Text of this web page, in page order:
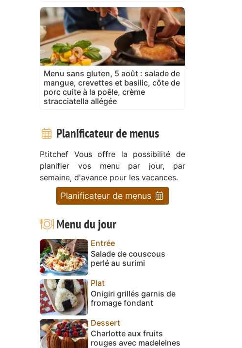
Menu sans gluten, 5 août : salade de
mangue, crevettes et basilic, côte de
porc cuite à la poêle, crème
stracciatella allégée
Planificateur de menus
Ptitchef Vous offre la possibilité de
planifier vos menu par jour, par
semaine, d'avance pour les vacances.
Planificateur de menus
Menu du jour
Entrée
Salade de couscous
perlé au surimi
Plat
Onigiri grillés garnis de
fromage fondant
Dessert
Charlotte aux fruits
rouges avec madeleines